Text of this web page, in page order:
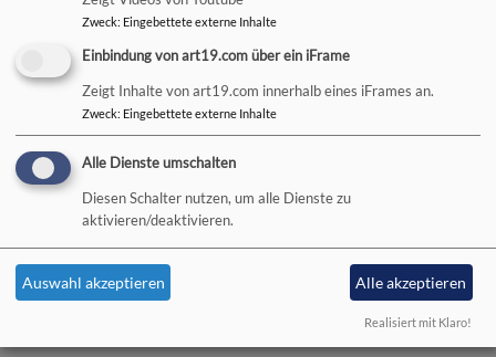
Bildrechte Sonja Schneider-Rasp
Neustadt heuer gleich
kirchenmusikalischer
Jubiläen: Zum einen konnte der 40. „Geburtstag“ der
Orgel in der Christuskirche begangen werden, die mit
drei Manualen, 35 Registern, Glockenspiel, Zimbelstern
und insgesamt 2.210 Pfeifen nun seit 1982 zum Lob
Gottes und zur Freude der Menschen gespielt wird.
Weiterlesen
Zweck: Eingebettete externe Inhalte
Einbindung von art19.com über ein iFrame
Zeigt Inhalte von art19.com innerhalb eines iFrames an.
Zweck: Eingebettete externe Inhalte
Alle Dienste umschalten
Diesen Schalter nutzen, um alle Dienste zu
aktivieren/deaktivieren.
Auswahl akzeptieren Alle akzeptieren
Realisiert mit Klaro!